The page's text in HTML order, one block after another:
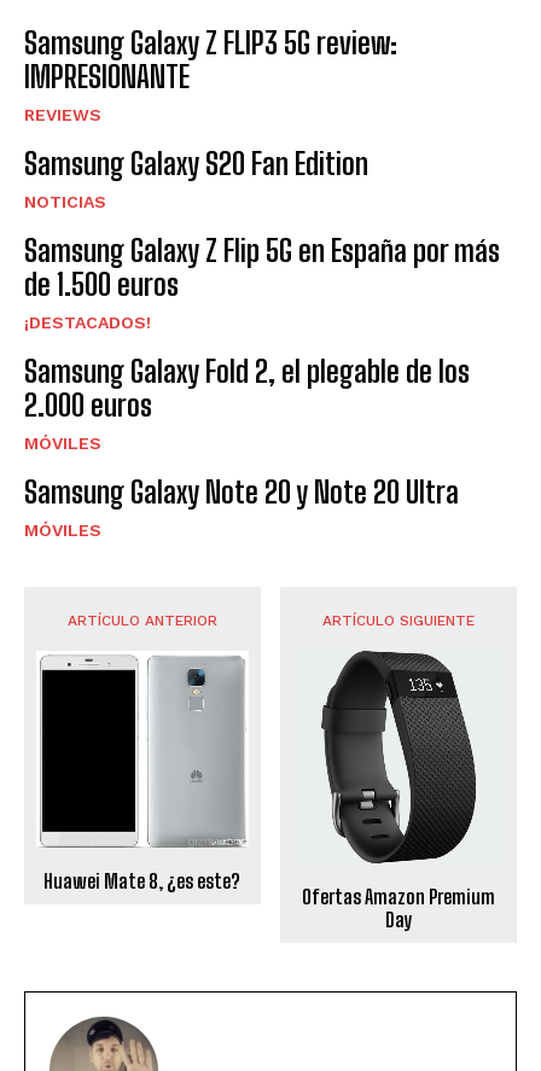
Samsung Galaxy Z FLIP3 5G review:
IMPRESIONANTE
REVIEWS
Samsung Galaxy S20 Fan Edition
NOTICIAS
Samsung Galaxy Z Flip 5G en España por más
de 1.500 euros
¡DESTACADOS!
Samsung Galaxy Fold 2, el plegable de los
2.000 euros
MÓVILES
Samsung Galaxy Note 20 y Note 20 Ultra
MÓVILES
ARTÍCULO ANTERIOR
Huawei Mate 8, ¿es este?
ARTÍCULO SIGUIENTE
Ofertas Amazon Premium
Day